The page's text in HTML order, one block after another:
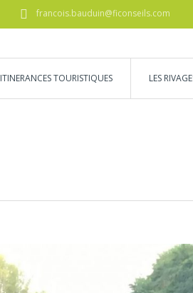
francois.bauduin@ficonseils.com
ITINERANCES TOURISTIQUES LES